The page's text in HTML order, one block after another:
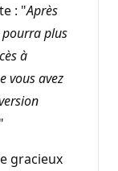
: "Après
plus
à
vous avez
gracieux